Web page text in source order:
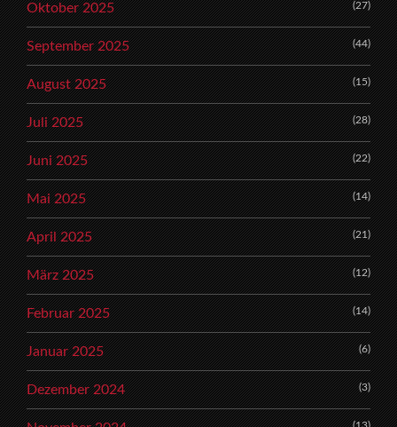
Oktober 2025 (27)
September 2025 (44)
August 2025 (15)
Juli 2025 (28)
Juni 2025 (22)
Mai 2025 (14)
April 2025 (21)
März 2025 (12)
Februar 2025 (14)
Januar 2025 (6)
Dezember 2024 (3)